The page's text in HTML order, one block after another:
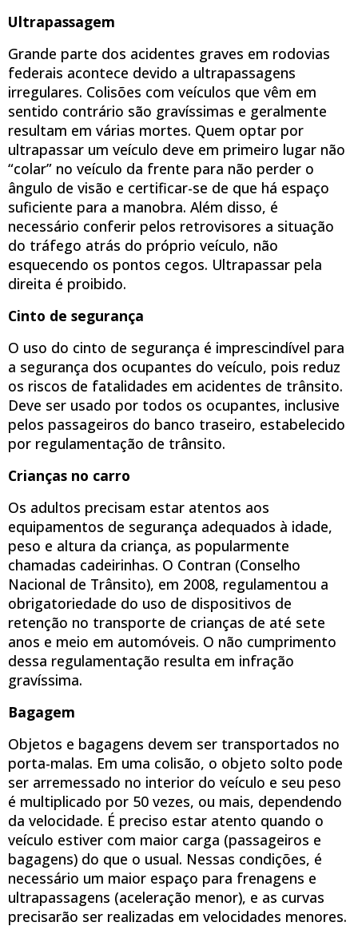
Ultrapassagem
Grande parte dos acidentes graves em rodovias
federais acontece devido a ultrapassagens
irregulares. Colisões com veículos que vêm em
sentido contrário são gravíssimas e geralmente
resultam em várias mortes. Quem optar por
ultrapassar um veículo deve em primeiro lugar não
“colar” no veículo da frente para não perder o
ângulo de visão e certificar-se de que há espaço
suficiente para a manobra. Além disso, é
necessário conferir pelos retrovisores a situação
do tráfego atrás do próprio veículo, não
esquecendo os pontos cegos. Ultrapassar pela
direita é proibido.
Cinto de segurança
O uso do cinto de segurança é imprescindível para
a segurança dos ocupantes do veículo, pois reduz
os riscos de fatalidades em acidentes de trânsito.
Deve ser usado por todos os ocupantes, inclusive
pelos passageiros do banco traseiro, estabelecido
por regulamentação de trânsito.
Crianças no carro
Os adultos precisam estar atentos aos
equipamentos de segurança adequados à idade,
peso e altura da criança, as popularmente
chamadas cadeirinhas. O Contran (Conselho
Nacional de Trânsito), em 2008, regulamentou a
obrigatoriedade do uso de dispositivos de
retenção no transporte de crianças de até sete
anos e meio em automóveis. O não cumprimento
dessa regulamentação resulta em infração
gravíssima.
Bagagem
Objetos e bagagens devem ser transportados no
porta-malas. Em uma colisão, o objeto solto pode
ser arremessado no interior do veículo e seu peso
é multiplicado por 50 vezes, ou mais, dependendo
da velocidade. É preciso estar atento quando o
veículo estiver com maior carga (passageiros e
bagagens) do que o usual. Nessas condições, é
necessário um maior espaço para frenagens e
ultrapassagens (aceleração menor), e as curvas
precisarão ser realizadas em velocidades menores.